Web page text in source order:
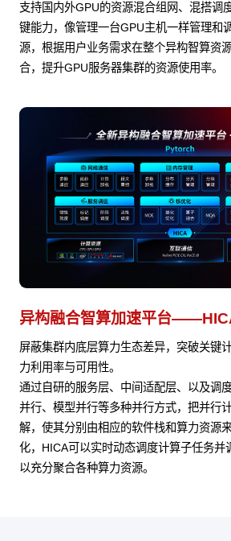
支持国内外GPU的资源混合组网、混搭调
键能力，像管理一台GPU主机一样管理和
源，根据用户业务需求在整个异构智算资
合，提升GPU服务器集群的资源使用率。
异构融合智算加速平台
屏蔽集群内底层算力生态差异，突破关键
力利用率与可用性。
通过自研的服务层、中间适配层、以及调
并行、模型并行等多种并行方式，把并行
解，使其分别由相应的软件栈和算力资源
化，HICA可以实时动态调度计算子任务并
以充分聚合各种算力资源。